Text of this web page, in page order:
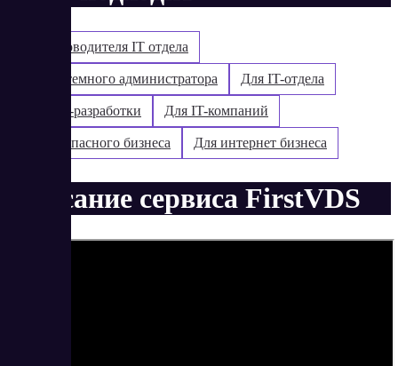
Для руководителя IT отдела
Для системного администратора Для IT-отдела
Для web-разработки Для IT-компаний
Для безопасного бизнеса Для интернет бизнеса
Описание сервиса FirstVDS